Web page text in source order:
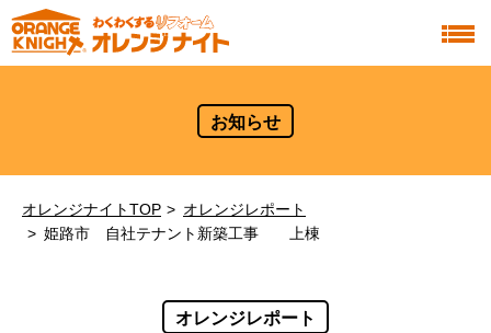
お知らせ
オレンジナイトTOP
オレンジレポート
姫路市 自社テナント新築工事 上棟
オレンジレポート